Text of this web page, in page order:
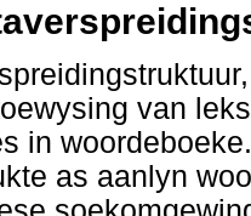
van
in
as aanlyn